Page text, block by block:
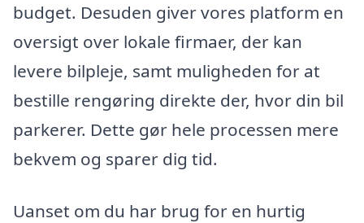
budget. Desuden giver vores platform en
oversigt over lokale firmaer, der kan
levere bilpleje, samt muligheden for at
bestille rengøring direkte der, hvor din bil
parkerer. Dette gør hele processen mere
bekvem og sparer dig tid.
Uanset om du har brug for en hurtig